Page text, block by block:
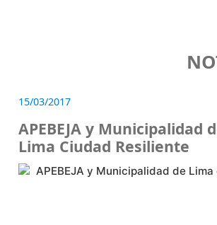
15/03/2017
APEBEJA y
Lima Ciudad Resiliente